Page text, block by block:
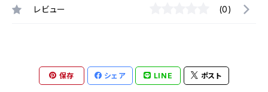
レビュー (0)
保存 シェア LINE ポスト